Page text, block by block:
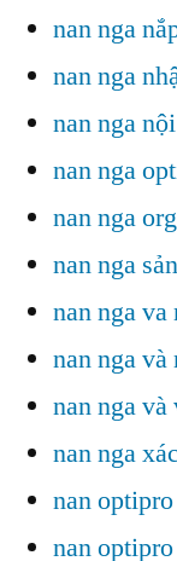
nan nga
nan nga
nan nga
nan nga
nan nga
nan nga
nan nga
nan nga
nan nga và
nan nga
nan optipro
nan